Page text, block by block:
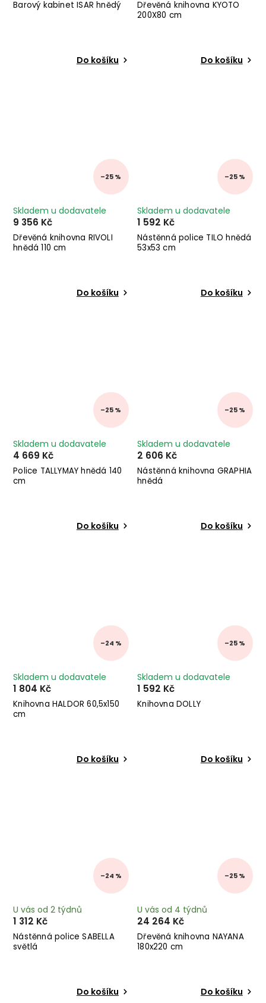
Barový kabinet ISAR hnědý
Do košíku
Dřevěná knihovna KYOTO
200X80 cm
Do košíku
–25 %
Dřevěná knihovna RIVOLI
hnědá 110 cm
Skladem u dodavatele
9 356 Kč
Do košíku
–25 %
Nástěnná police TILO hnědá
53x53 cm
Skladem u dodavatele
1 592 Kč
Do košíku
–25 %
Police TALLYMAY hnědá 140
cm
Skladem u dodavatele
4 669 Kč
Do košíku
–25 %
Nástěnná knihovna GRAPHIA
hnědá
Skladem u dodavatele
2 606 Kč
Do košíku
–24 %
Knihovna HALDOR 60,5x150
cm
Skladem u dodavatele
1 804 Kč
Do košíku
–25 %
Knihovna DOLLY
Skladem u dodavatele
1 592 Kč
Do košíku
–24 %
Nástěnná police SABELLA
světlá
U vás od 2 týdnů
1 312 Kč
Do košíku
–25 %
Dřevěná knihovna NAYANA
180x220 cm
U vás od 4 týdnů
24 264 Kč
Do košíku